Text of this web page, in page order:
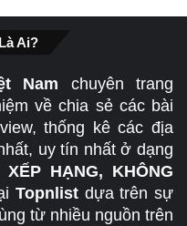
Ai?
Nam chuyên trang
về chia sẻ các bài
thống kê các địa
uy tín nhất ở dạng
XẾP HẠNG, KHÔNG
Topnlist dựa trên sự
từ nhiều nguồn trên